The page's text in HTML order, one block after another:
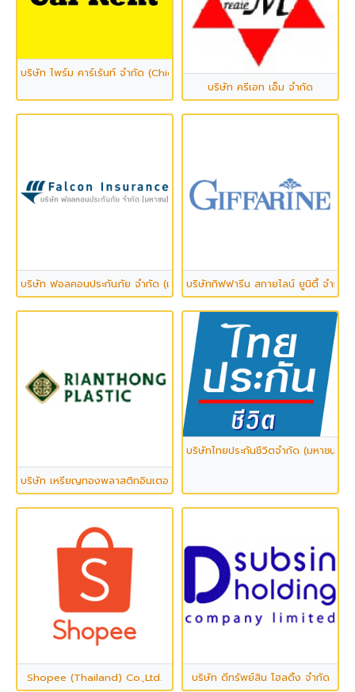
บริษัท ไพร์ม คาร์เร้นท์ จำกัด (Chic Car Rental)
บริษัท ครีเอท เอ็ม จำกัด
บริษัท ฟอลคอนประกันภัย จำกัด (มหาชน)บริษัทกิฟฟารีน สกายไลน์ ยูนิตี้ จำกัด
บริษัท เหรียญทองพลาสติกอินเตอร์เนชั่นแนล จำกัด
บริษัทไทยประกันชีวิตจำกัด (มหาชน)
Shopee (Thailand) Co.,Ltd. บริษัท ดีทรัพย์สิน โฮลดิ้ง จำกัด